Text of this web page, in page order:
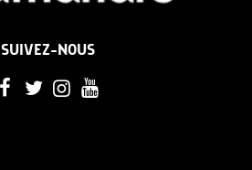
SUIVEZ-NOUS